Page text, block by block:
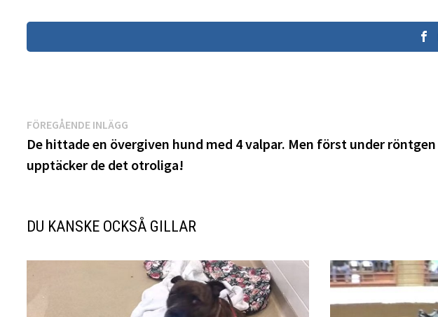
Inläggsnavigering
FÖREGÅENDE INLÄGG
inlägg:
De hittade en övergiven hund med 4 valpar. Men först under röntgen
upptäcker de det otroliga!
DU KANSKE OCKSÅ GILLAR